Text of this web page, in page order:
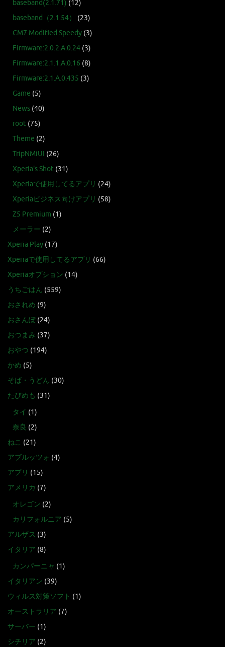
baseband(2.1.71) (12)
baseband（2.1.54）
(23)
CM7 Modified Speedy (3)
Firmware:2.0.2.A.0.24 (3)
Firmware:2.1.1.A.0.16 (8)
Firmware:2.1.A.0.435 (3)
Game (5)
News (40)
root (75)
Theme (2)
TripNMiUI (26)
Xperia's Shot (31)
Xperiaで使用してるアプリ (24)
Xperiaビジネス向けアプリ (58)
Z5 Premium (1)
メーラー (2)
Xperia Play (17)
Xperiaで使用してるアプリ (66)
Xperiaオプション (14)
うちごはん (559)
おされめ (9)
おさんぽ(24)
おつまみ (37)
おやつ (194)
かめ (5)
そば・うどん (30)
たびめも (31)
タイ (1)
奈良 (2)
ねこ (21)
アブルッツォ (4)
アプリ (15)
アメリカ (7)
オレゴン (2)
カリフォルニア (5)
アルザス (3)
イタリア (8)
カンパーニャ (1)
イタリアン (39)
ウィルス対策ソフト (1)
オーストラリア (7)
サーバー (1)
シチリア (2)